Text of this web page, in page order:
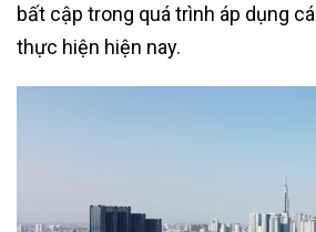
bất cập trong quá trình áp dụng
thực hiện hiện nay.